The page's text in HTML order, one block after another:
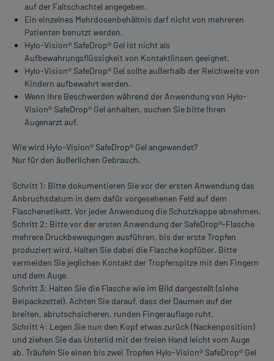
auf der Faltschachtel angegeben.
Ein einzelnes Mehrdosenbehältnis darf nicht von mehreren
Patienten benutzt werden.
Hylo-Vision® SafeDrop® Gel ist nicht als
Aufbewahrungsflüssigkeit von Kontaktlinsen geeignet.
Hylo-Vision® SafeDrop® Gel sollte außerhalb der Reichweite von
Kindern aufbewahrt werden.
Wenn Ihre Beschwerden während der Anwendung von Hylo-
Vision® SafeDrop® Gel anhalten, suchen Sie bitte Ihren
Augenarzt auf.
Wie wird Hylo-Vision® SafeDrop® Gel angewendet?
Nur für den äußerlichen Gebrauch.
Schritt 1: Bitte dokumentieren Sie vor der ersten Anwendung das
Anbruchsdatum in dem dafür vorgesehenen Feld auf dem
Flaschenetikett. Vor jeder Anwendung die Schutzkappe abnehmen.
Schritt 2: Bitte vor der ersten Anwendung der SafeDrop®-Flasche
mehrere Druckbewegungen ausführen, bis der erste Tropfen
produziert wird. Halten Sie dabei die Flasche kopfüber. Bitte
vermeiden Sie jeglichen Kontakt der Tropferspitze mit den Fingern
und dem Auge.
Schritt 3: Halten Sie die Flasche wie im Bild dargestellt (siehe
Beipackzettel). Achten Sie darauf, dass der Daumen auf der
breiten, abrutschsicheren, runden Fingerauflage ruht.
Schritt 4: Legen Sie nun den Kopf etwas zurück (Nackenposition)
und ziehen Sie das Unterlid mit der freien Hand leicht vom Auge
ab. Träufeln Sie einen bis zwei Tropfen Hylo-Vision® SafeDrop® Gel